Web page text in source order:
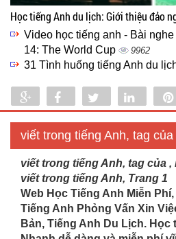
Học tiếng Anh du lịch: Giới thiệu đảo
Video học tiếng anh - Bài
14: The World Cup
9962
31 Tình huống tiếng Anh du
Share Share Tweet Share
viết trong tiếng Anh, tag của
viết trong tiếng Anh, tag của
viết trong tiếng Anh, Trang 1
Web Học Tiếng Anh Miễn
Tiếng Anh Phỏng Vấn Xin
Bản, Tiếng Anh Du Lịch. Học